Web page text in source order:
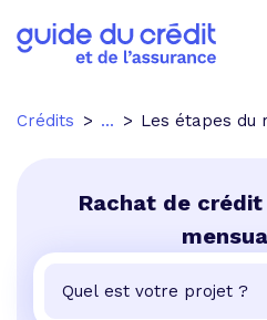
Crédits ... Les étapes du
Rachat de